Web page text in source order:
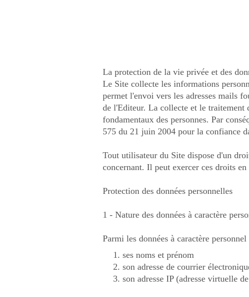
La protection de la vie privée et des
Le Site collecte les informations
permet l'envoi vers les adresses mails
de l'Editeur. La collecte et le traitement
fondamentaux des personnes. Par
575 du 21 juin 2004 pour la confiance
Tout utilisateur du Site dispose d'un
concernant. Il peut exercer ces droits
Protection des données personnelles
1 - Nature des données à caractère
Parmi les données à caractère
ses noms et prénom
son adresse de courrier
son adresse IP (adresse virtuelle